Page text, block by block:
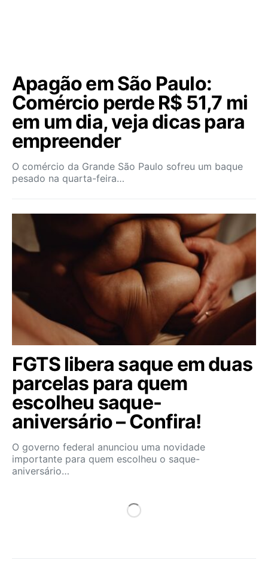
Apagão em São Paulo:
Comércio perde R$ 51,7 mi
em um dia, veja dicas para
empreender
O comércio da Grande São Paulo sofreu um baque
pesado na quarta-feira…
FGTS libera saque em duas
parcelas para quem
escolheu saque-
aniversário – Confira!
O governo federal anunciou uma novidade
importante para quem escolheu o saque-
aniversário…